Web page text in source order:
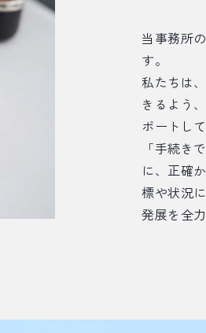
当事務所
す。
私たちは
きるよう
ポートし
「手続き
に、正確
標や状況
発展を全